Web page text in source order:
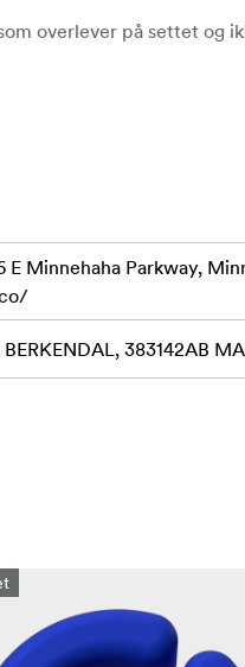
overlever på settet og
Minnehaha Parkway,
383142AB